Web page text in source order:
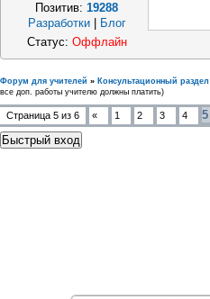
Позитив:19288
Разработки
Блог
Статус: Оффлайн
Форум для учителей » Консультационный раздел
все доп. работы учителю должны платить)
Страница 5 из 6 « 1 2 3 4 5